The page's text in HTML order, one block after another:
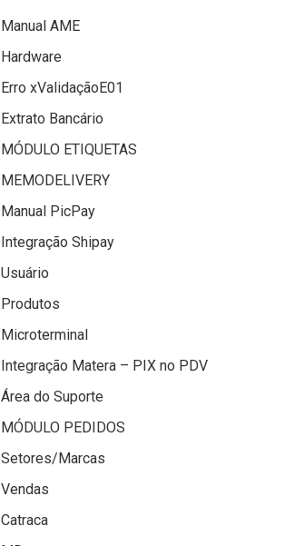
Manual AME
Hardware
Erro xValidaçãoE01
Extrato Bancário
MÓDULO ETIQUETAS
MEMODELIVERY
Manual PicPay
Integração Shipay
Usuário
Produtos
Microterminal
Integração Matera – PIX no PDV
Área do Suporte
MÓDULO PEDIDOS
Setores/Marcas
Vendas
Catraca